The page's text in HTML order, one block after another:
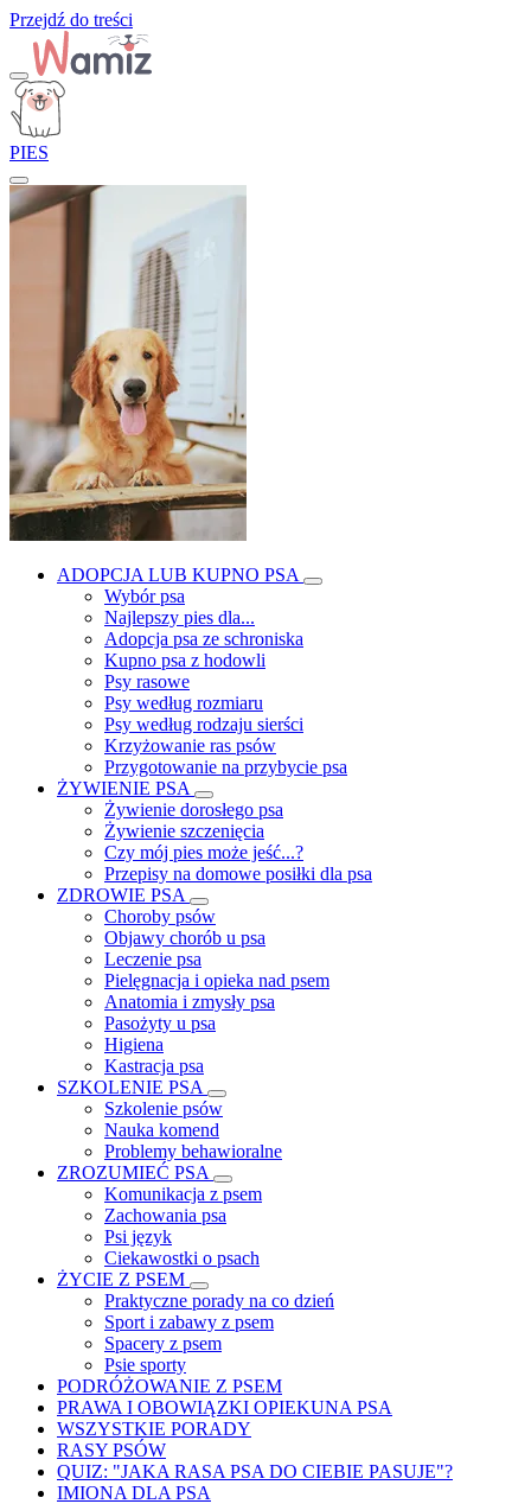
Przejdź do treści
PIES
ADOPCJA LUB KUPNO PSA
Wybór psa
Najlepszy pies dla...
Adopcja psa ze schroniska
Kupno psa z hodowli
Psy rasowe
Psy według rozmiaru
Psy według rodzaju sierści
Krzyżowanie ras psów
Przygotowanie na przybycie psa
ŻYWIENIE PSA
Żywienie dorosłego psa
Żywienie szczenięcia
Czy mój pies może jeść...?
Przepisy na domowe posiłki dla psa
ZDROWIE PSA
Choroby psów
Objawy chorób u psa
Leczenie psa
Pielęgnacja i opieka nad psem
Anatomia i zmysły psa
Pasożyty u psa
Higiena
Kastracja psa
SZKOLENIE PSA
Szkolenie psów
Nauka komend
Problemy behawioralne
ZROZUMIEĆ PSA
Komunikacja z psem
Zachowania psa
Psi język
Ciekawostki o psach
ŻYCIE Z PSEM
Praktyczne porady na co dzień
Sport i zabawy z psem
Spacery z psem
Psie sporty
PODRÓŻOWANIE Z PSEM
PRAWA I OBOWIĄZKI OPIEKUNA PSA
WSZYSTKIE PORADY
RASY PSÓW
QUIZ: "JAKA RASA PSA DO CIEBIE PASUJE"?
IMIONA DLA PSA